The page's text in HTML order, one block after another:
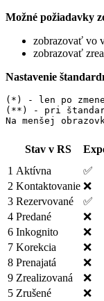
Možné požiadavky
zobrazovať vo
zobrazovať
Nastavenie
(*) - len po
(**) - pri
Na menšej
Stav v RS
1 Aktívna ✅
2 Kontaktovanie ❌
3 Rezervované ✅
4 Predané ❌
6 Inkognito ❌
7 Korekcia ❌
8 Prenajatá ❌
9 Zrealizovaná ❌
5 Zrušené ❌